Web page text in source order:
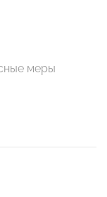
меры